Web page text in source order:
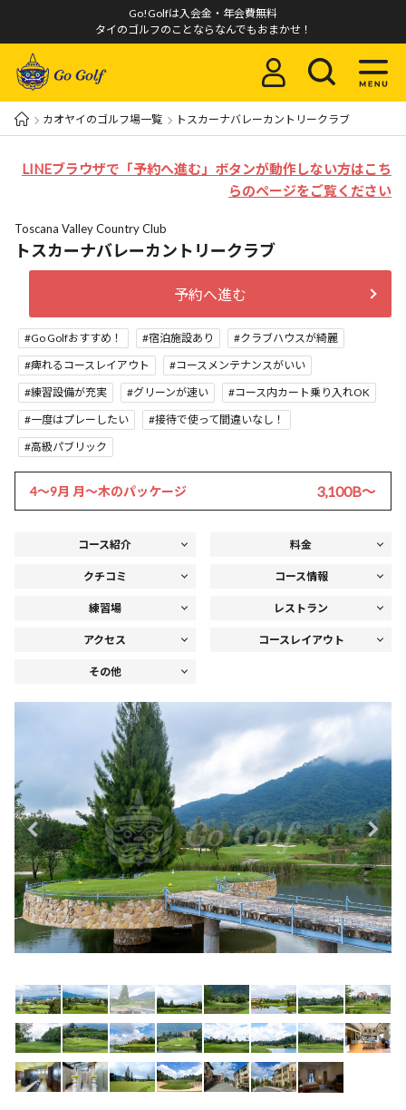
Go!Golfは入会金・年会費無料
タイのゴルフのことならなんでもおまかせ！
カオヤイのゴルフ場一覧 トスカーナバレーカントリークラブ
LINEブラウザで「予約へ進む」ボタンが動作しない方はこち
らのページをご覧ください
Toscana Valley Country Club
トスカーナバレーカントリークラブ
予約へ進む
Go Golfおすすめ！ 宿泊施設あり
クラブハウスが綺麗
痺れるコースレイアウト
コースメンテナンスがいい
練習設備が充実
グリーンが速い
コース内カート乗り入れOK
一度はプレーしたい
接待で使って間違いなし！
高級パブリック
4～9月 月～木のパッケージ 3,100B〜
コース紹介 料金
クチコミ コース情報
練習場 レストラン
アクセス コースレイアウト
その他